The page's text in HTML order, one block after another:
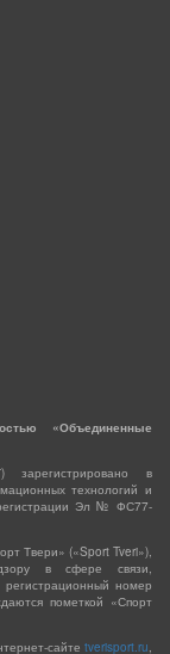
«Объединенные
зарегистрировано в
технологий и
Эл № ФС77-
Твери» («Sport Tveri»),
в сфере связи,
номер
пометкой «Спорт
сайте tverisport.ru,